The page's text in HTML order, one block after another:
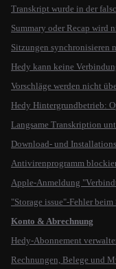
Transkript wurde in der
Summary oder Recap wird
Sitzungen synchronisieren
Hedy kann keine
Vorschläge werden nicht
Hedy Hintergrundbetrieb:
Langsame Transkription
Download- und
Antivirenprogramm
Apple-Anmeldung
"Storage issue"-Fehler
Konto & Abrechnung
Hedy-Abonnement
Rechnungen, Belege und